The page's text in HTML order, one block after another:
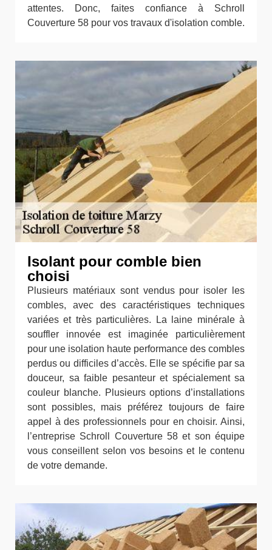
attentes. Donc, faites confiance à Schroll
Couverture 58 pour vos travaux d'isolation comble.
Isolant pour comble bien
choisi
Plusieurs matériaux sont vendus pour isoler les
combles, avec des caractéristiques techniques
variées et très particulières. La laine minérale à
souffler innovée est imaginée particulièrement
pour une isolation haute performance des combles
perdus ou difficiles d’accès. Elle se spécifie par sa
douceur, sa faible pesanteur et spécialement sa
couleur blanche. Plusieurs options d’installations
sont possibles, mais préférez toujours de faire
appel à des professionnels pour en choisir. Ainsi,
l’entreprise Schroll Couverture 58 et son équipe
vous conseillent selon vos besoins et le contenu
de votre demande.